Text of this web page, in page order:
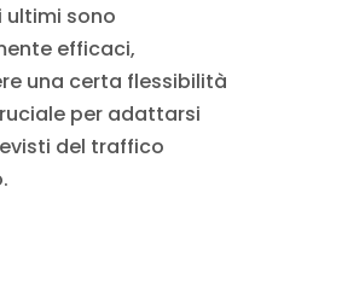
ultimi sono
efficaci,
una certa flessibilità
per adattarsi
del traffico